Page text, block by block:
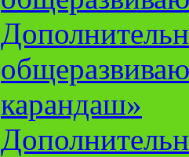
карандаш»